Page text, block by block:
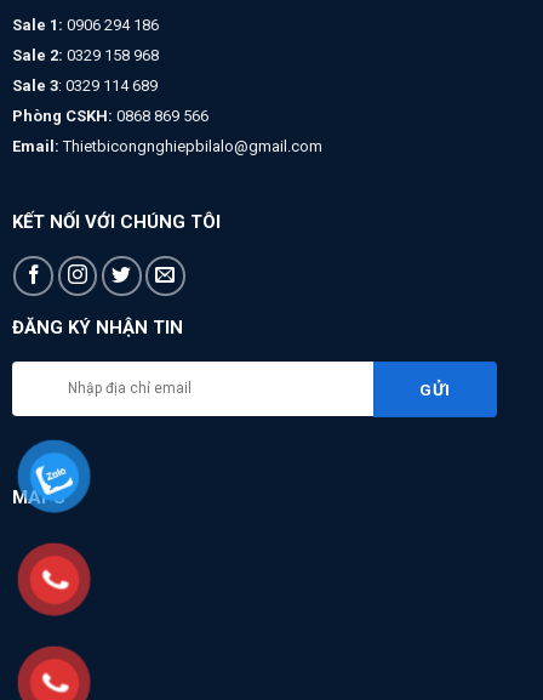
Sale 1: 0906 294 186
Sale 2: 0329 158 968
Sale 3: 0329 114 689
Phòng CSKH: 0868 869 566
Email: Thietbicongnghiepbilalo@gmail.com
KẾT NỐI VỚI CHÚNG TÔI
ĐĂNG KÝ NHẬN TIN
MAPS